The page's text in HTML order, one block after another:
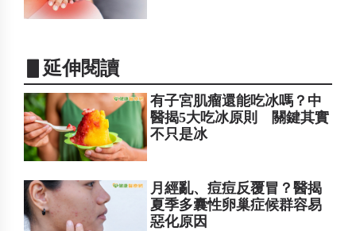
▋延伸閱讀
有子宮肌瘤還能吃冰嗎？中
醫揭5大吃冰原則 關鍵其實
不只是冰
月經亂、痘痘反覆冒？醫揭
夏季多囊性卵巢症候群容易
惡化原因